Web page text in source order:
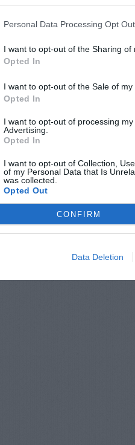
Personal Data Processing Opt
I want to opt-out of the Sharing of
Opted In
I want to opt-out of the Sale of
Opted In
I want to opt-out of processing
Advertising.
Opted In
I want to opt-out of Collection,
of my Personal Data that Is
was collected.
Opted Out
CONFIRM
Data Deletion